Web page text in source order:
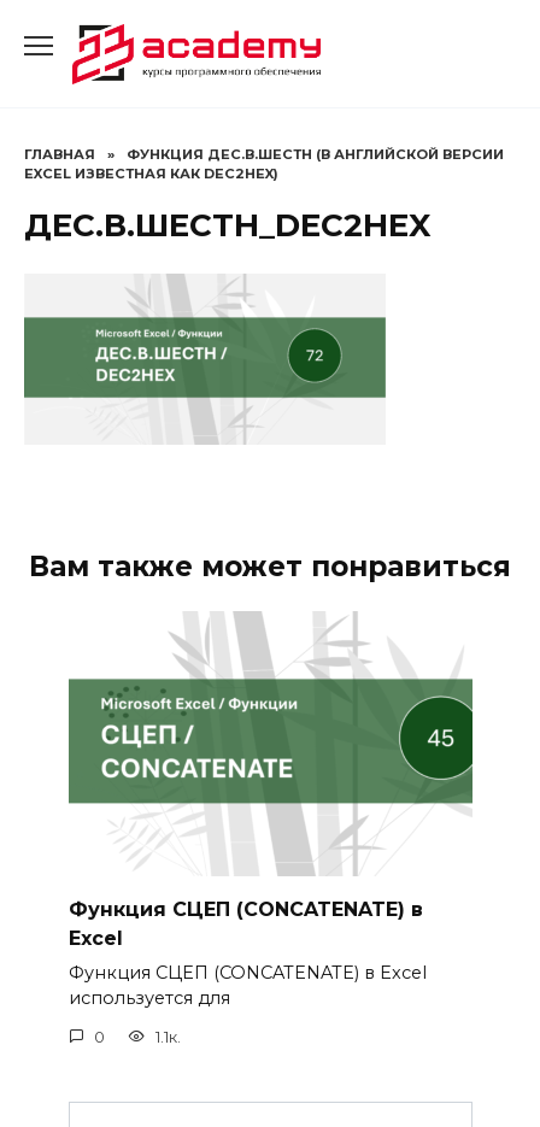
содержанию
ГЛАВНАЯ »
ФУНКЦИЯ ДЕС.В.ШЕСТН (В АНГЛИЙСКОЙ ВЕРСИИ
EXCEL ИЗВЕСТНАЯ КАК DEC2HEX)
ДЕС.В.ШЕСТН_DEC2HEX
Вам также может понравиться
Функция СЦЕП (CONCATENATE) в
Excel
Функция СЦЕП (CONCATENATE) в Excel
используется для
0 1.1к.